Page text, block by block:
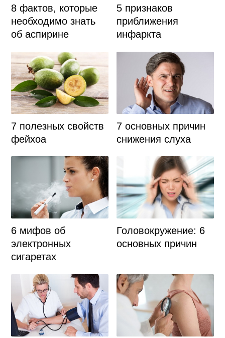
8 фактов, которые
необходимо знать
об аспирине
5 признаков
приближения
инфаркта
7 полезных свойств
фейхоа
7 основных причин
снижения слуха
6 мифов об
электронных
сигаретах
Головокружение: 6
основных причин